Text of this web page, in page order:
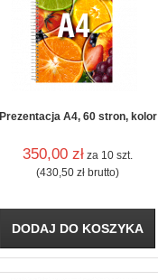
Prezentacja A4, 60 stron, kolor
350,00 zł za 10 szt.
(430,50 zł brutto)
DODAJ DO KOSZYKA